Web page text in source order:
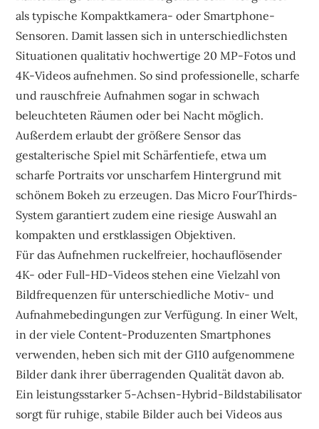
als typische Kompaktkamera- oder Smartphone-
Sensoren. Damit lassen sich in unterschiedlichsten
Situationen qualitativ hochwertige 20 MP-Fotos und
4K-Videos aufnehmen. So sind professionelle, scharfe
und rauschfreie Aufnahmen sogar in schwach
beleuchteten Räumen oder bei Nacht möglich.
Außerdem erlaubt der größere Sensor das
gestalterische Spiel mit Schärfentiefe, etwa um
scharfe Portraits vor unscharfem Hintergrund mit
schönem Bokeh zu erzeugen. Das Micro FourThirds-
System garantiert zudem eine riesige Auswahl an
kompakten und erstklassigen Objektiven.
Für das Aufnehmen ruckelfreier, hochauflösender
4K- oder Full-HD-Videos stehen eine Vielzahl von
Bildfrequenzen für unterschiedliche Motiv- und
Aufnahmebedingungen zur Verfügung. In einer Welt,
in der viele Content-Produzenten Smartphones
verwenden, heben sich mit der G110 aufgenommene
Bilder dank ihrer überragenden Qualität davon ab.
Ein leistungsstarker 5-Achsen-Hybrid-Bildstabilisator
sorgt für ruhige, stabile Bilder auch bei Videos aus